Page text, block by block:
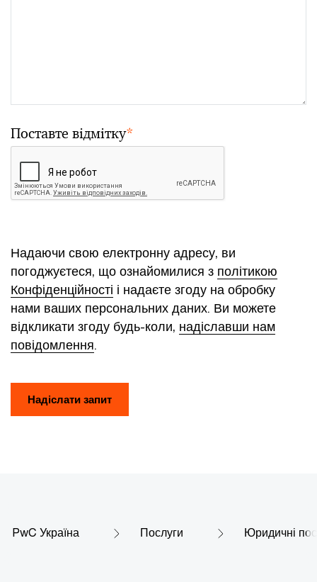
Поставте відмітку*
Надаючи свою електронну адресу, ви
погоджуєтеся, що ознайомилися з політикою
Конфіденційності і надаєте згоду на обробку
нами ваших персональних даних. Ви можете
відкликати згоду будь-коли, надіславши нам
повідомлення.
Надіслати запит
PwC Україна Послуги Юридичні